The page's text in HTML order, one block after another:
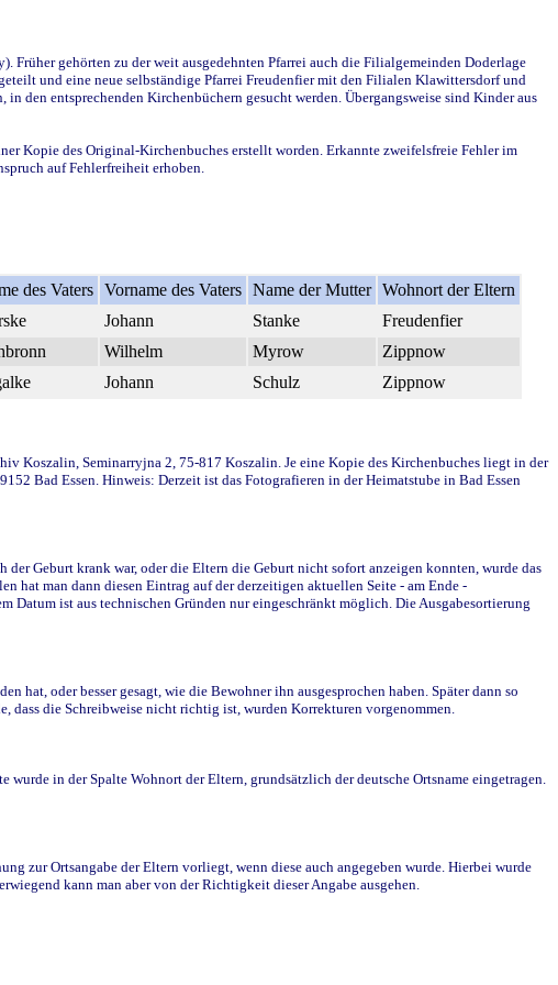
gehörten zu der weit ausgedehnten Pfarrei auch die Filialgemeinden Doderlage
und eine neue selbständige Pfarrei Freudenfier mit den Filialen Klawittersdorf und
den entsprechenden Kirchenbüchern gesucht werden. Übergangsweise sind Kinder aus
Kopie des Original-Kirchenbuches erstellt worden. Erkannte zweifelsfreie Fehler im
auf Fehlerfreiheit erhoben.
des Vaters Vorname des Vaters Name der Mutter Wohnort der Eltern
Johann Stanke
Freudenfier
Wilhelm Myrow
Zippnow
Johann Schulz Zippnow
Koszalin, Seminarryjna 2, 75-817 Koszalin. Je eine Kopie des Kirchenbuches liegt in der
Bad Essen. Hinweis: Derzeit ist das Fotografieren in der Heimatstube in Bad Essen
Geburt krank war, oder die Eltern die Geburt nicht sofort anzeigen konnten, wurde das
hat man dann diesen Eintrag auf der derzeitigen aktuellen Seite - am Ende -
Datum ist aus technischen Gründen nur eingeschränkt möglich. Die Ausgabesortierung
hat, oder besser gesagt, wie die Bewohner ihn ausgesprochen haben. Später dann so
dass die Schreibweise nicht richtig ist, wurden Korrekturen vorgenommen.
in der Spalte Wohnort der Eltern, grundsätzlich der deutsche Ortsname eingetragen.
zur Ortsangabe der Eltern vorliegt, wenn diese auch angegeben wurde. Hierbei wurde
kann man aber von der Richtigkeit dieser Angabe ausgehen.